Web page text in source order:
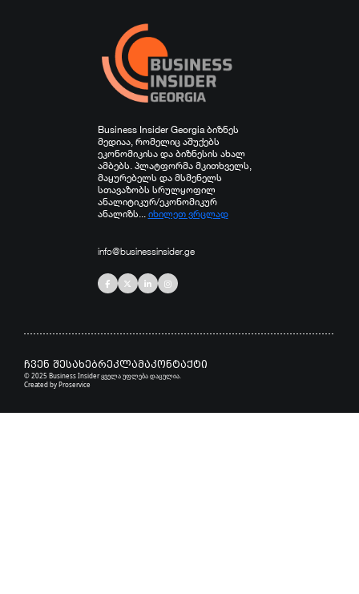
Business Insider Georgia ბიზნეს
მედიაა, რომელიც აშუქებს
ეკონომიკისა და ბიზნესის ახალ
ამბებს. პლატფორმა მკითხველს,
მაყურებელს და მსმენელს
სთავაზობს სრულყოფილ
ანალიტიკურ/ეკონომიკურ
ანალიზს... იხილეთ ვრცლად
info@businessinsider.ge
ჩვენ შესახებრეკლამაკონტაქტი
© 2025 Business Insider ყველა უფლება დაცულია.
Created byProservice